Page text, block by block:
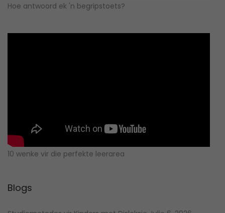
Hoe antwoord ek 'n begripstoets?
10 wenke vir die perfekte leerarea
Blogs